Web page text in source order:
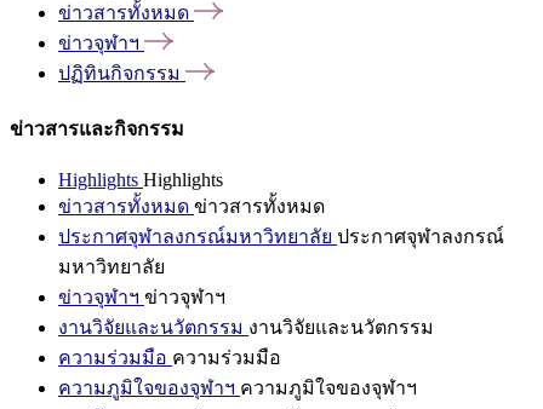
ข่าวสารทั้งหมด
ข่าวจุฬาฯ
ปฏิทินกิจกรรม
ข่าวสารและกิจกรรม
Highlights Highlights
ข่าวสารทั้งหมด ข่าวสารทั้งหมด
ประกาศจุฬาลงกรณ์มหาวิทยาลัย ประกาศจุฬาลงกรณ์
มหาวิทยาลัย
ข่าวจุฬาฯ ข่าวจุฬาฯ
งานวิจัยและนวัตกรรม งานวิจัยและนวัตกรรม
ความร่วมมือ ความร่วมมือ
ความภูมิใจของจุฬาฯ ความภูมิใจของจุฬาฯ